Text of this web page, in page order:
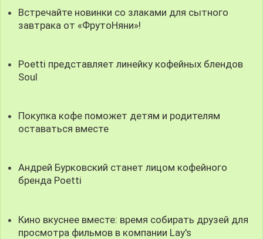
Встречайте новинки со злаками для сытного
завтрака от «ФрутоНяни»!
Poetti представляет линейку кофейных блендов
Soul
Покупка кофе поможет детям и родителям
оставаться вместе
Андрей Бурковский станет лицом кофейного
бренда Poetti
Кино вкуснее вместе: время собирать друзей для
просмотра фильмов в компании Lay's